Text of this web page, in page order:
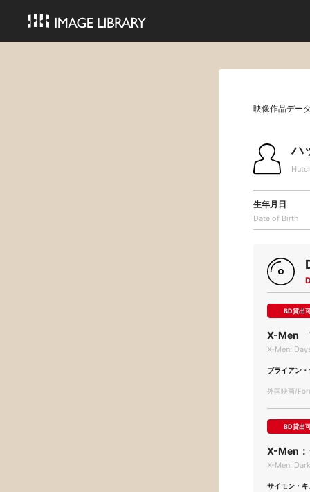
映像作品デー
ハ
生年月日
Date of Birth
BD貸出
X-Men
X-Men:
ブライアン
外国映画/
BD貸出
X-Men：
X-Men:
サイモン・